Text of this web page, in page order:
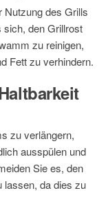
Nutzung des Grills
sich, den Grillrost
zu reinigen,
Fett zu verhindern.
zu verlängern,
ausspülen und
Sie es, den
lassen, da dies zu